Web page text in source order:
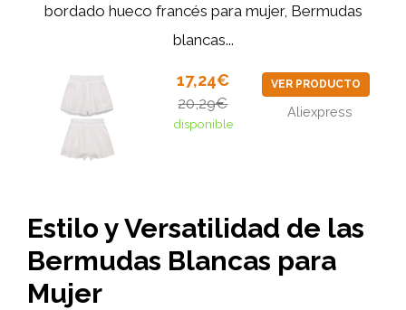
bordado hueco francés para mujer, Bermudas
blancas...
17,24€
20,29€
disponible
VER PRODUCTO
Aliexpress
Estilo y Versatilidad de las
Bermudas Blancas para
Mujer